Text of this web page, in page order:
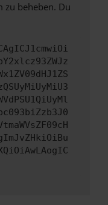
zu beheben. Du